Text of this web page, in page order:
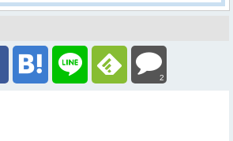
2